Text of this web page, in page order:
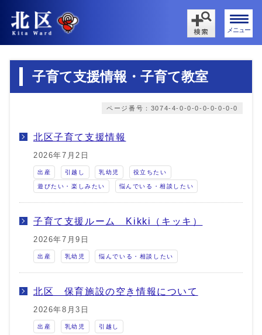
メニュー
子育て支援情報・子育て教室
ページ番号：3074-4-0-0-0-0-0-0-0-0
北区子育て支援情報
2026年7月2日
出産 引越し 乳幼児 役立ちたい
遊びたい・楽しみたい 悩んでいる・相談したい
子育て支援ルーム Kikki（キッキ）
2026年7月9日
出産 乳幼児 悩んでいる・相談したい
北区 保育施設の空き情報について
2026年8月3日
出産 乳幼児 引越し